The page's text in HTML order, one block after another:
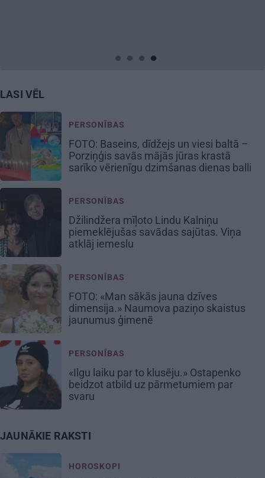
LASI VĒL
PERSONĪBAS
FOTO: Baseins, dīdžejs un viesi baltā –
Porziņģis savās mājās jūras krastā
sarīko vērienīgu dzimšanas dienas balli
PERSONĪBAS
Džilindžera mīļoto Lindu Kalniņu
piemeklējušas savādas sajūtas. Viņa
atklāj iemeslu
PERSONĪBAS
FOTO: «Man sākās jauna dzīves
dimensija.» Naumova paziņo skaistus
jaunumus ģimenē
PERSONĪBAS
«Ilgu laiku par to klusēju.» Ostapenko
beidzot atbild uz pārmetumiem par
svaru
JAUNĀKIE RAKSTI
HOROSKOPI